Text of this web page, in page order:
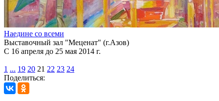
Наедине со всеми
Выставочный зал "Меценат" (г.Азов)
С 16 апреля до 25 мая 2014 г.
1 ... 19 20 21 22 23 24
Поделиться: